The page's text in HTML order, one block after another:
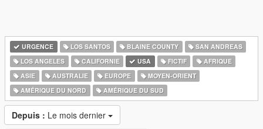
URGENCE LOS SANTOS BLAINE COUNTY
SAN ANDREAS
LOS ANGELES
CALIFORNIE USA FICTIF
AFRIQUE
ASIE
AUSTRALIE EUROPE
MOYEN-ORIENT
AMÉRIQUE DU NORD
AMÉRIQUE DU SUD
Depuis : Le mois dernier